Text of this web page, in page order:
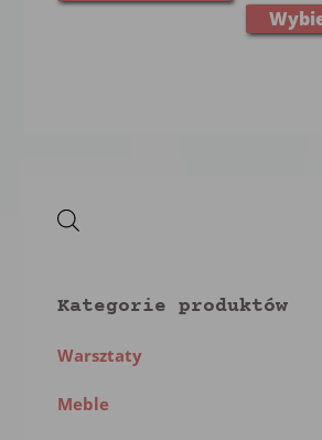
Sidebar
Kategorie produktów
Warsztaty
Meble